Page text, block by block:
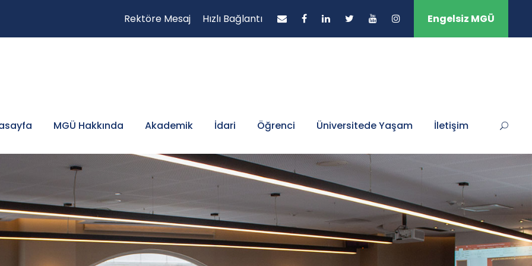
Rektöre Mesaj Hızlı Bağlantı Engelsiz MGÜ
MGÜ Hakkında Akademik İdari Öğrenci Üniversitede Yaşam İletişim